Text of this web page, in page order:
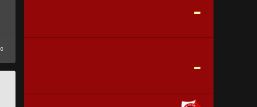
0
-
-